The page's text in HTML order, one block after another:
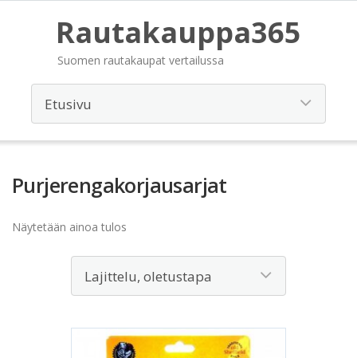
Rautakauppa365
Suomen rautakaupat vertailussa
Purjerengakorjausarjat
Näytetään ainoa tulos